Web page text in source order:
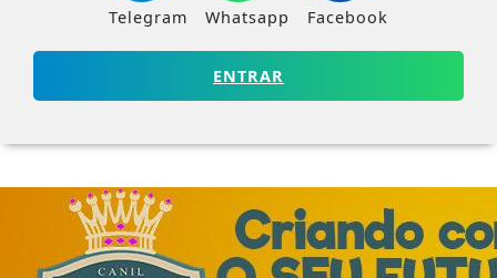
Telegram Whatsapp Facebook
ENTRAR